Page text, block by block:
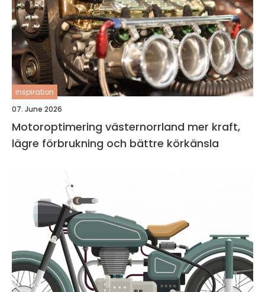
inspiration
07. June 2026
Motoroptimering västernorrland mer kraft,
lägre förbrukning och bättre körkänsla